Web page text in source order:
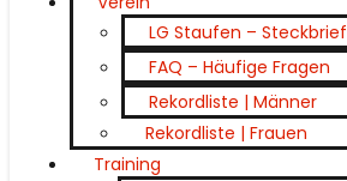
LG Staufen – Steckbrief
FAQ – Häufige Fragen
Rekordliste | Männer
Rekordliste | Frauen
Training